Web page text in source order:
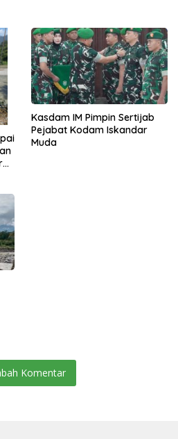
Kasdam IM Pimpin Sertijab
Pejabat Kodam Iskandar
Muda
Komentar